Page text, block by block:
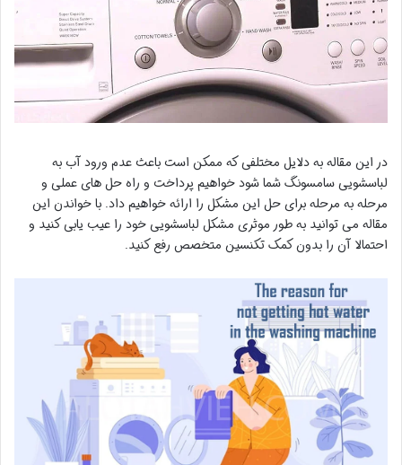
در این مقاله به دلایل مختلفی که ممکن است باعث عدم ورود آب به
لباسشویی سامسونگ شما شود خواهیم پرداخت و راه حل های عملی و
مرحله به مرحله برای حل این مشکل را ارائه خواهیم داد. با خواندن این
مقاله می توانید به طور موثری مشکل لباسشویی خود را عیب یابی کنید و
احتمالا آن را بدون کمک تکنسین متخصص رفع کنید.